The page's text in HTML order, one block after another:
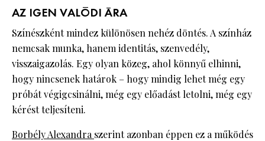
AZ IGEN VALÓDI ÁRA
Színészként mindez különösen nehéz döntés. A színház
nemcsak munka, hanem identitás, szenvedély,
visszaigazolás. Egy olyan közeg, ahol könnyű elhinni,
hogy nincsenek határok – hogy mindig lehet még egy
próbát végigcsinálni, még egy előadást letolni, még egy
kérést teljesíteni.
Borbély Alexandra szerint azonban éppen ez a működés